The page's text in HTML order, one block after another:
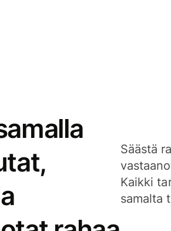
Säästä
Kaikki
samalta